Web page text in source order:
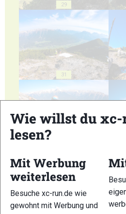
29
31
Wie willst du xc-
lesen?
Mit Werbung
weiterlesen
Besuche xc-run.de wie
gewohnt mit Werbung und